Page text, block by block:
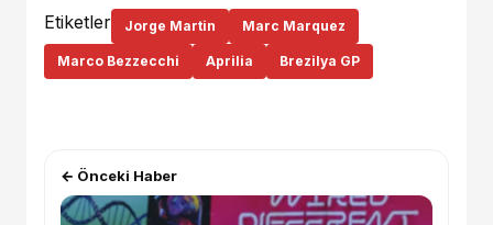
Etiketler Jorge Martin Marc Marquez
Marco Bezzecchi Aprilia Brezilya GP
← Önceki Haber